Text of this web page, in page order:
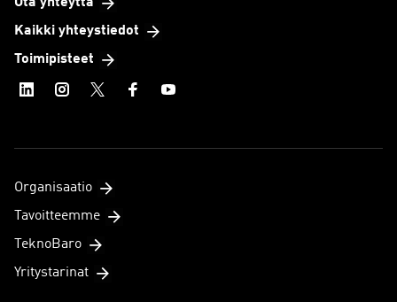
Ota yhteyttä
Kaikki yhteystiedot
Toimipisteet
Organisaatio
Tavoitteemme
TeknoBaro
Yritystarinat